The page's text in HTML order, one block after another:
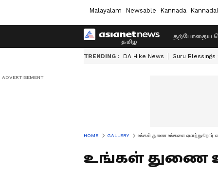
Malayalam Newsable Kannada
தற்போதைய
TRENDING : DA Hike News Guru Blessings
HOME GALLERY உங்கள் துணை உங்களை ஏமாற்றுகிறார்
உங்கள் துணை